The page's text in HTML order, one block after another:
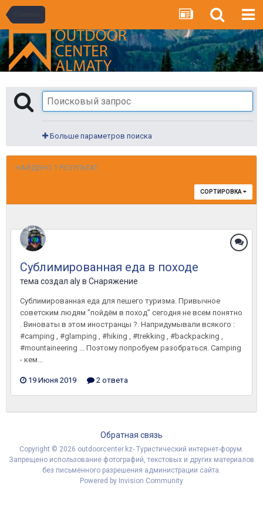
Больше параметров поиска
НАЙДЕНО 1 РЕЗУЛЬТАТ
СОРТИРОВКА
Сублимированная еда в походе
тема создал alyв Снаряжение
Сублимированная еда для пешего туризма. Привычное
советским людям ”пойдём в поход” сегодня не всем понятно
. Виноваты в этом иностранцы ?. Напридумывали всякого :
#camping , #glamping , #hiking , #trekking , #backpacking ,
#mountaineering ... Поэтому попробуем разобраться. Camping
- кем...
19 Июня 2019 2 ответа
Обратная связь
Copyright © 2026 outdoorcenter.kz- Туристический интернет-форум.
Запрещено использование фотографий, текстовых и других материалов
без письменного разрешения администрации сайта.
Powered by Invision Community